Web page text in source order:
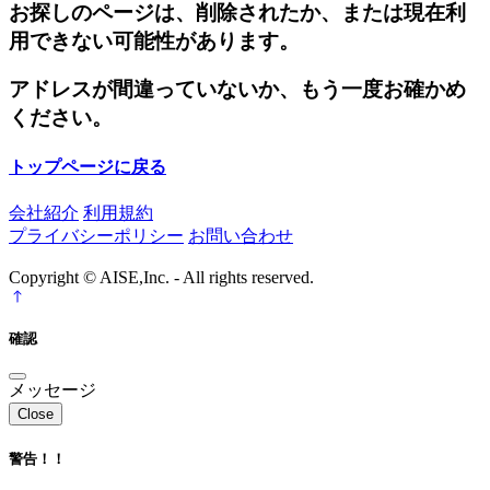
お探しのページは、削除されたか、または現在利
用できない可能性があります。
アドレスが間違っていないか、もう一度お確かめ
ください。
トップページに戻る
会社紹介 利用規約
プライバシーポリシー お問い合わせ
Copyright © AISE,Inc. - All rights reserved.
確認
メッセージ
Close
警告！！